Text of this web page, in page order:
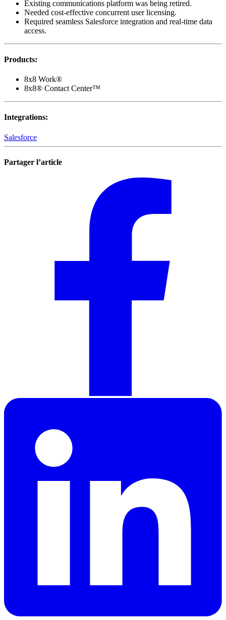
Existing communications platform was being retired.
Needed cost-effective concurrent user licensing.
Required seamless Salesforce integration and real-time data
access.
Products:
8x8 Work®
8x8® Contact Center™
Integrations:
Salesforce
Partager l’article